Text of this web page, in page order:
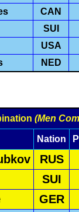
CAN
SUI
USA
NED
(Men
Nation
RUS
SUI
GER